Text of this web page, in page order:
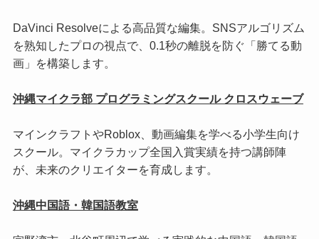
DaVinci Resolveによる高品質な編集。SNSアルゴリズム
を熟知したプロの視点で、0.1秒の離脱を防ぐ「勝てる動
画」を構築します。
沖縄マイクラ部 プログラミングスクール クロスウェーブ
マインクラフトやRoblox、動画編集を学べる小学生向け
スクール。マイクラカップ全国入賞実績を持つ講師陣
が、未来のクリエイターを育成します。
沖縄中国語・韓国語教室